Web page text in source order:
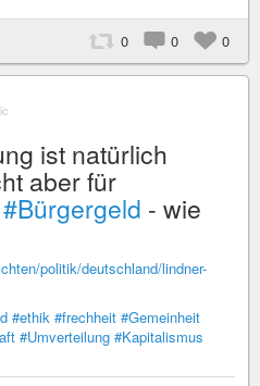
0 0 0
ist natürlich
aber für
#Bürgergeld - wie
politik/deutschland/lindner-
#ethik #frechheit #Gemeinheit
#Umverteilung #Kapitalismus